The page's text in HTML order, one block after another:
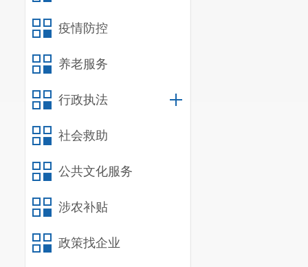
疫情防控
养老服务
行政执法
社会救助
公共文化服务
涉农补贴
政策找企业